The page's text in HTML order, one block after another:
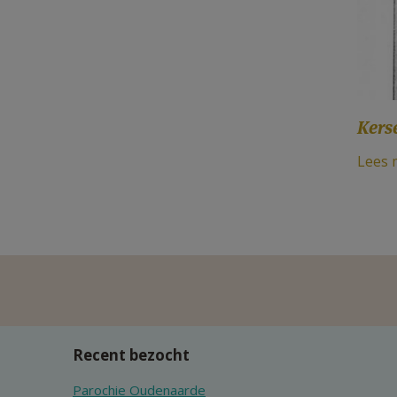
Lees
Recent bezocht
Parochie Oudenaarde